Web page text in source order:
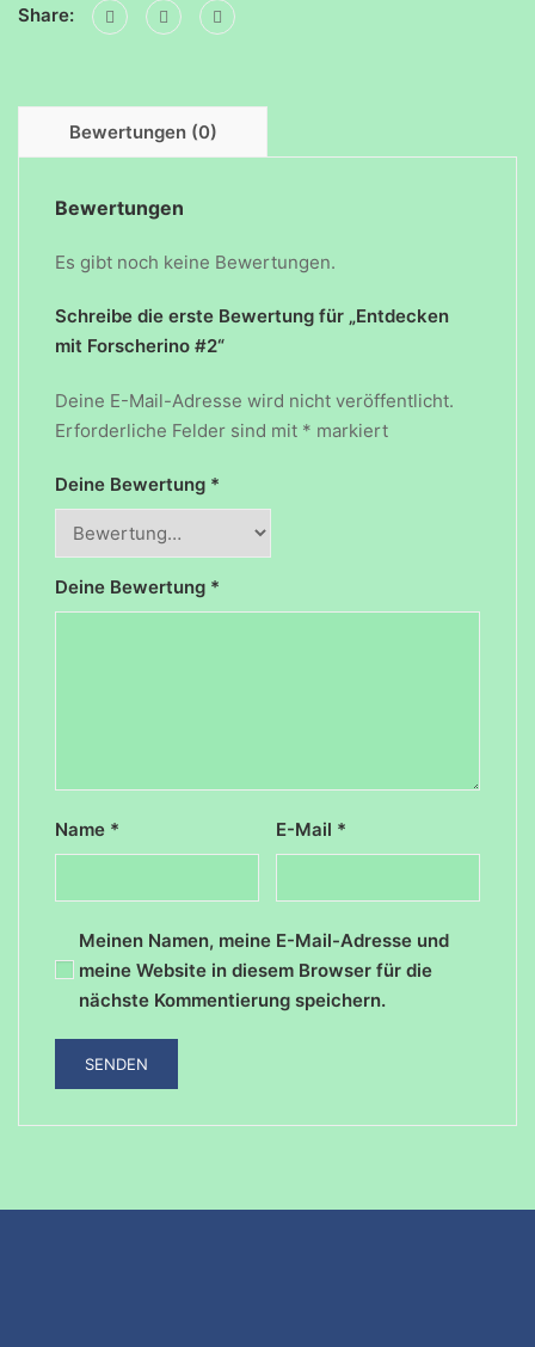
Share:
Bewertungen (0)
Bewertungen
Es gibt noch keine Bewertungen.
Schreibe die erste Bewertung für „Entdecken
mit Forscherino #2“
Deine E-Mail-Adresse wird nicht veröffentlicht.
Erforderliche Felder sind mit * markiert
Deine Bewertung *
Deine Bewertung *
Name * E-Mail *
Meinen Namen, meine E-Mail-Adresse und
meine Website in diesem Browser für die
nächste Kommentierung speichern.